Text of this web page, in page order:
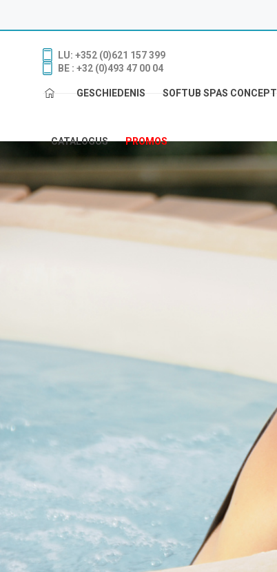
LU: +352 (0)621 157 399
BE : +32 (0)493 47 00 04
GESCHIEDENIS SOFTUB SPAS CONCEPT
CATALOGUS PROMOS